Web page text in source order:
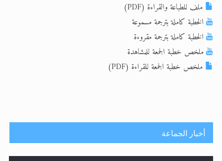
ملف للطباعة والقراءة (PDF)
الخطبة كاملة بترجمة مسموعة
الخطبة كاملة بترجمة مقروءة
ملخص خطبة الجمعة للمشاهدة
ملخص خطبة الجمعة للقراءة (PDF)
أخبار الجماعة